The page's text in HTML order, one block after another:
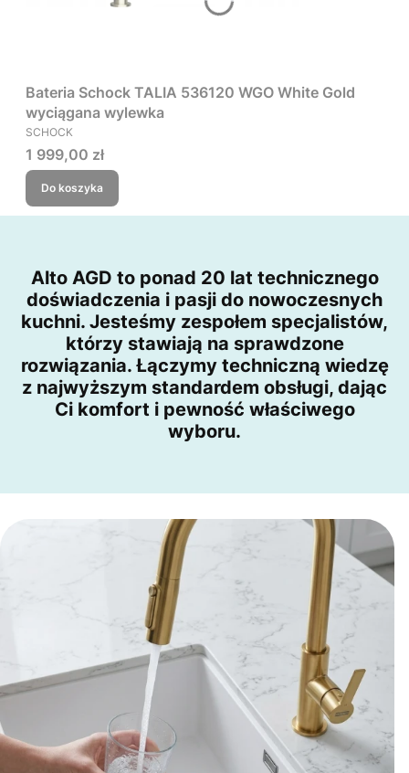
Bateria Schock TALIA 536120 WGO White Gold
wyciągana wylewka
PRODUCENT
SCHOCK
Cena
1 999,00 zł
Do koszyka
Alto AGD to ponad 20 lat technicznego
doświadczenia i pasji do nowoczesnych
kuchni. Jesteśmy zespołem specjalistów,
którzy stawiają na sprawdzone
rozwiązania. Łączymy techniczną wiedzę
z najwyższym standardem obsługi, dając
Ci komfort i pewność właściwego
wyboru.